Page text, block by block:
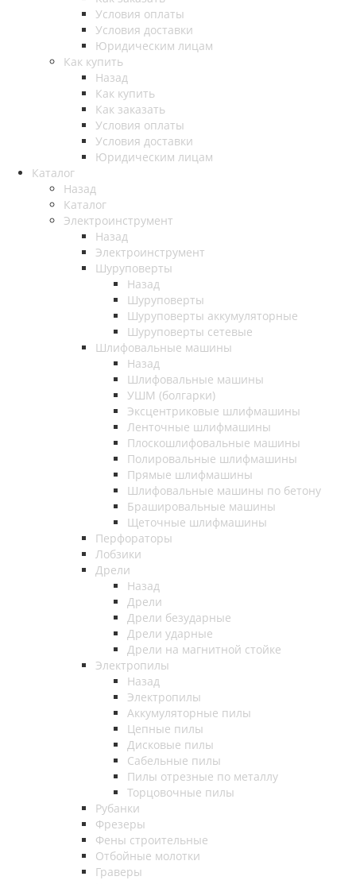
Условия оплаты
Условия доставки
Юридическим лицам
Как купить
Назад
Как купить
Как заказать
Условия оплаты
Условия доставки
Юридическим лицам
Каталог
Назад
Каталог
Электроинструмент
Назад
Электроинструмент
Шуруповерты
Назад
Шуруповерты
Шуруповерты аккумуляторные
Шуруповерты сетевые
Шлифовальные машины
Назад
Шлифовальные машины
УШМ (болгарки)
Эксцентриковые шлифмашины
Ленточные шлифмашины
Плоскошлифовальные машины
Полировальные шлифмашины
Прямые шлифмашины
Шлифовальные машины по бетону
Брашировальные машины
Щеточные шлифмашины
Перфораторы
Лобзики
Дрели
Назад
Дрели
Дрели безударные
Дрели ударные
Дрели на магнитной стойке
Электропилы
Назад
Электропилы
Аккумуляторные пилы
Цепные пилы
Дисковые пилы
Сабельные пилы
Пилы отрезные по металлу
Торцовочные пилы
Рубанки
Фрезеры
Фены строительные
Отбойные молотки
Граверы